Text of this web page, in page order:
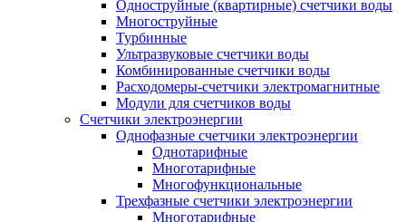
Одноструйные (квартирные) счетчики воды
Многоструйные
Турбинные
Ультразвуковые счетчики воды
Комбинированные счетчики воды
Расходомеры-счетчики электромагнитные
Модули для счетчиков воды
Счетчики электроэнергии
Однофазные счетчики электроэнергии
Однотарифные
Многотарифные
Многофункциональные
Трехфазные счетчики электроэнергии
Многотарифные